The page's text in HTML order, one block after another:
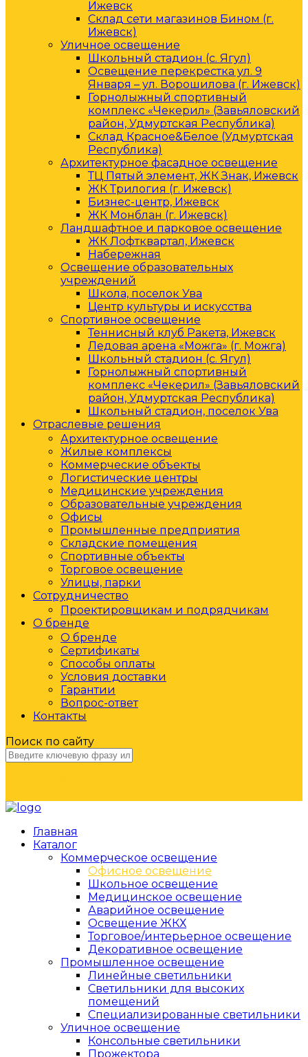
Ижевск
Склад сети магазинов Бином (г.
Ижевск)
Уличное освещение
Школьный стадион (с. Ягул)
Освещение перекрестка ул. 9
Января – ул. Ворошилова (г. Ижевск)
Горнолыжный спортивный
комплекс «Чекерил» (Завьяловский
район, Удмуртская Республика)
Склад Красное&Белое (Удмуртская
Республика)
Архитектурное фасадное освещение
ТЦ Пятый элемент, ЖК Знак, Ижевск
ЖК Трилогия (г. Ижевск)
Бизнес-центр, Ижевск
ЖК Монблан (г. Ижевск)
Ландшафтное и парковое освещение
ЖК Лофтквартал, Ижевск
Набережная
Освещение образовательных
учреждений
Школа, поселок Ува
Центр культуры и искусства
Спортивное освещение
Теннисный клуб Ракета, Ижевск
Ледовая арена «Можга» (г. Можга)
Школьный стадион (с. Ягул)
Горнолыжный спортивный
комплекс «Чекерил» (Завьяловский
район, Удмуртская Республика)
Школьный стадион, поселок Ува
Отраслевые решения
Архитектурное освещение
Жилые комплексы
Коммерческие объекты
Логистические центры
Медицинские учреждения
Образовательные учреждения
Офисы
Промышленные предприятия
Складские помещения
Спортивные объекты
Торговое освещение
Улицы, парки
Сотрудничество
Проектировщикам и подрядчикам
О бренде
О бренде
Сертификаты
Способы оплаты
Условия доставки
Гарантии
Вопрос-ответ
Контакты
Поиск по сайту
Главная
Каталог
Коммерческое освещение
Офисное освещение
Школьное освещение
Медицинское освещение
Аварийное освещение
Освещение ЖКХ
Торговое/интерьерное освещение
Декоративное освещение
Промышленное освещение
Линейные светильники
Светильники для высоких
помещений
Специализированные светильники
Уличное освещение
Консольные светильники
Прожектора